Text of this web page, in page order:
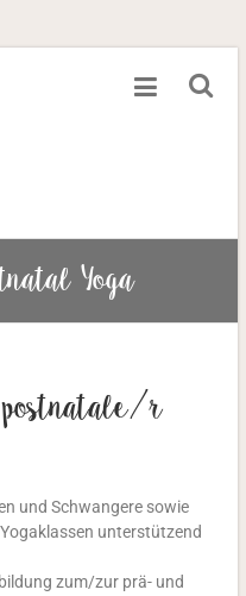
Yoga
r
und Schwangere sowie
unterstützend
zum/zur prä- und